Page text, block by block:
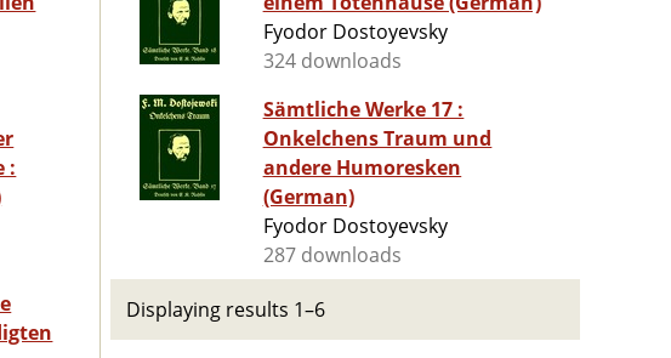
:
Fyodor Dostoyevsky
324 downloads
Sämtliche Werke 17 :
Onkelchens Traum und
andere Humoresken
(German)
Fyodor Dostoyevsky
287 downloads
Displaying results 1–6